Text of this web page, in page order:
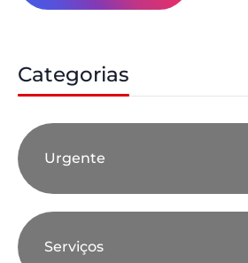
Categorias
Urgente
Serviços